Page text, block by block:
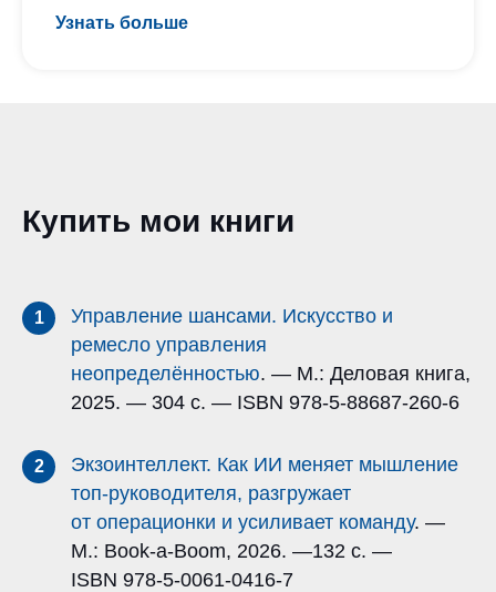
Узнать больше
Купить мои книги
1
Управление шансами. Искусство и
ремесло управления
неопределённостью. — М.: Деловая книга,
2025. — 304 с. — ISBN 978-5-88687-260-6
2
Экзоинтеллект. Как ИИ меняет мышление
топ-руководителя, разгружает
от операционки и усиливает команду. —
М.: Book-a-Boom, 2026. —132 с. —
ISBN 978-5-0061-0416-7